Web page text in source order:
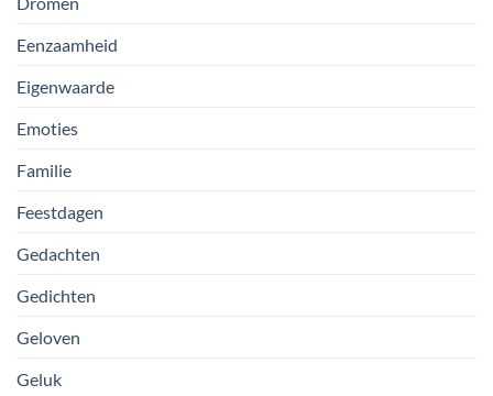
Eenzaamheid
Eigenwaarde
Emoties
Familie
Feestdagen
Gedachten
Gedichten
Geloven
Geluk